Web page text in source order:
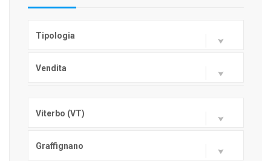
Tipologia
Vendita
Viterbo (VT)
Graffignano